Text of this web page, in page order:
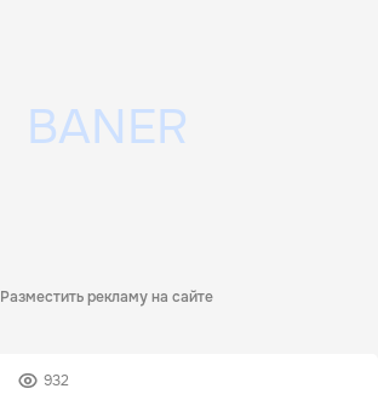
Разместить рекламу на сайте
932